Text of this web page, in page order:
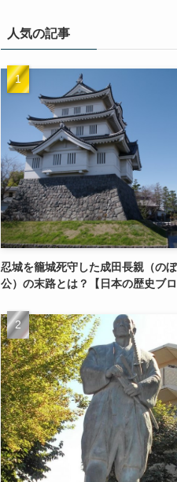
人気の記事
忍城を籠城死守した成田長親（の
公）の末路とは？【日本の歴史ブロ